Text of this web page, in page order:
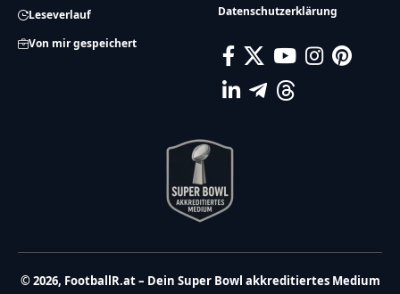
Leseverlauf
Von mir gespeichert
Datenschutzerklärung
© 2026, FootballR.at – Dein Super Bowl akkreditiertes Medium